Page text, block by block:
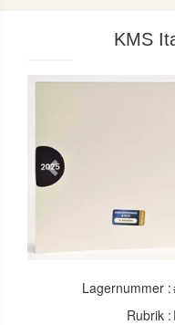
KMS
Previous
Lagernummer :
Rubrik :